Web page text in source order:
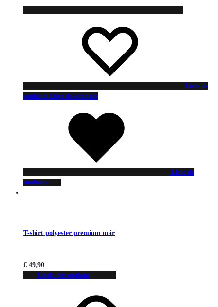
Liste de
souhaits Liste de souhaits
Liste de
souhaits
T-shirt polyester premium noir
€ 49,90
Choix des options